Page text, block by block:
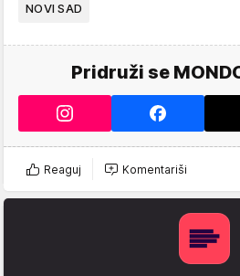
NOVI SAD
Pridruži se
Reaguj Komentariši